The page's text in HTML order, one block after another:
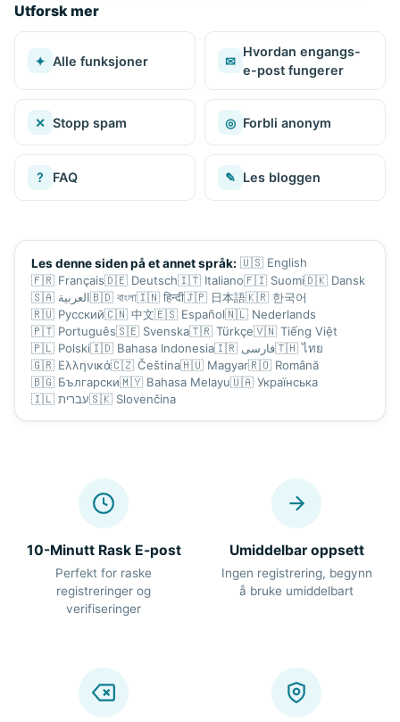
Utforsk mer
✦ Alle funksjoner ✉
Hvordan engangs-
e-post fungerer
✕ Stopp spam ◎ Forbli anonym
? FAQ ✎ Les bloggen
Les denne siden på et annet språk: 🇺🇸 English
🇫🇷 Français🇩🇪 Deutsch🇮🇹 Italiano🇫🇮 Suomi🇩🇰 Dansk
🇸🇦 العربية🇧🇩 বাংলা🇮🇳 हिन्दी🇯🇵 日本語🇰🇷 한국어
🇷🇺 Русский🇨🇳 中文🇪🇸 Español🇳🇱 Nederlands
🇵🇹 Português🇸🇪 Svenska🇹🇷 Türkçe🇻🇳 Tiếng Việt
🇵🇱 Polski🇮🇩 Bahasa Indonesia🇮🇷 فارسی🇹🇭ไทย
🇬🇷 Ελληνικά🇨🇿 Čeština🇭🇺 Magyar🇷🇴 Română
🇧🇬 Български🇲🇾 Bahasa Melayu🇺🇦 Українська
🇮🇱 עברית🇸🇰 Slovenčina
10-Minutt Rask E-post
Perfekt for raske
registreringer og
verifiseringer
Umiddelbar oppsett
Ingen registrering, begynn
å bruke umiddelbart